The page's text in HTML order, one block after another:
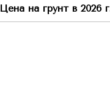
Цена на грунт в 2026